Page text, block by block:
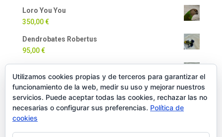
Loro You You
350,00€
Dendrobates Robertus
95,00€
90,00€
Milpiés Gigante
35,00€
Utilizamos cookies propias y de terceros para garantizar el
funcionamiento de la web, medir su uso y mejorar nuestros
servicios. Puede aceptar todas las cookies, rechazar las no
necesarias o configurar sus preferencias. Política de
cookies